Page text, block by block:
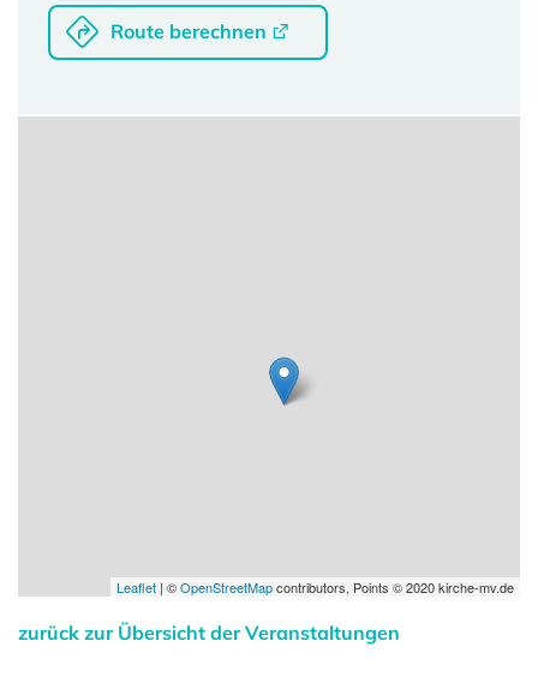
Route berechnen
Leaflet | ©OpenStreetMapcontributors, Points © 2020 kirche-mv.de
zurück zur Übersicht der Veranstaltungen